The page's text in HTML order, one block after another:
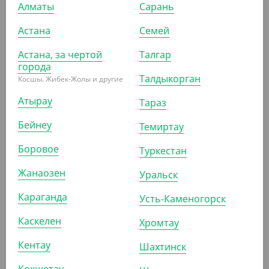
2 100
(10.50₸/ШТ)
Пакет вакуумный 110*160 мм, прозрачный, 65 мкм,
Lamina
УП (200)
Алматы
Астана
Астана, за чертой
города
Косшы, Жибек-Жолы и другие
Атырау
Бейнеу
Боровое
Жанаозен
Караганда
Каскелен
Кентау
Сарань
Семей
Талгар
Талдыкорган
Тараз
Темиртау
Туркестан
Уральск
Усть-Каменогорск
Хромтау
Шахтинск